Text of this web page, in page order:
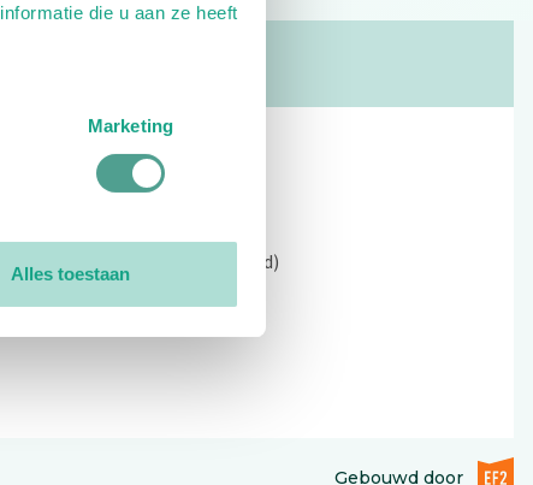
die u aan ze heeft
Marketing
Alles toestaan
Open: 09:00 - 12:30 (alleen ochtend)
Gebouwd doorEF2